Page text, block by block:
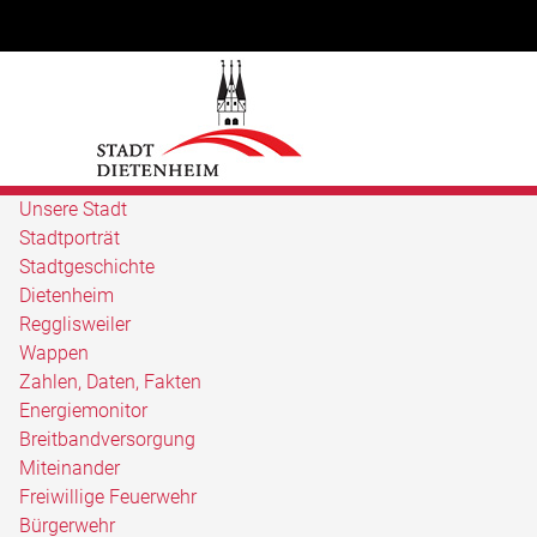
Unsere Stadt
Stadtporträt
Stadtgeschichte
Dietenheim
Regglisweiler
Wappen
Zahlen, Daten, Fakten
Energiemonitor
Breitbandversorgung
Miteinander
Freiwillige Feuerwehr
Bürgerwehr